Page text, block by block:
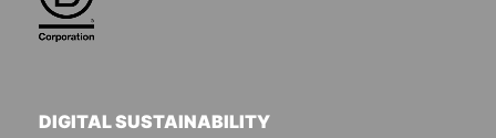
DIGITAL SUSTAINABILITY